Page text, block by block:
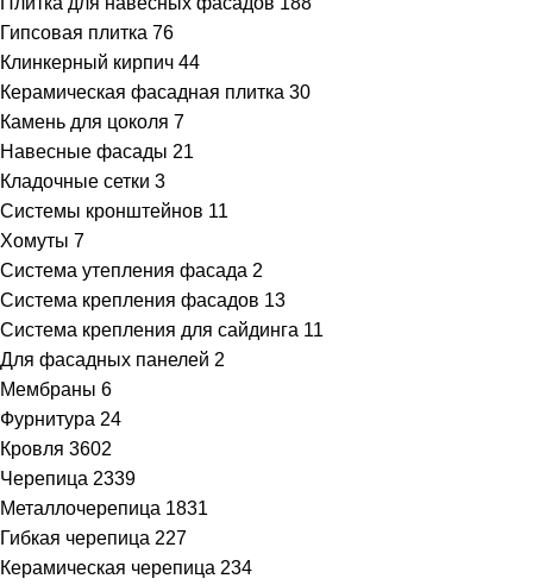
Гипсовая плитка 76
Клинкерный кирпич 44
Керамическая фасадная плитка 30
Камень для цоколя 7
Навесные фасады 21
Кладочные сетки 3
Системы кронштейнов 11
Хомуты 7
Система утепления фасада 2
Система крепления фасадов 13
Система крепления для сайдинга 11
Для фасадных панелей 2
Мембраны 6
Фурнитура 24
Кровля 3602
Черепица 2339
Металлочерепица 1831
Гибкая черепица 227
Керамическая черепица 234